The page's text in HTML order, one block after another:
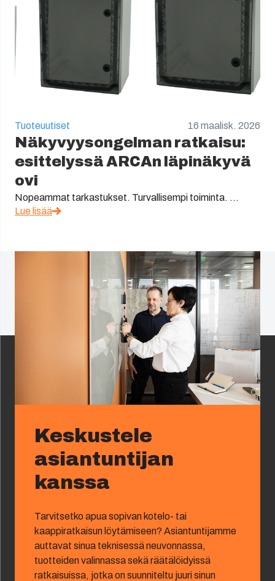
Tuoteuutiset 16 maalisk. 2026
Näkyvyysongelman ratkaisu:
esittelyssä ARCAn läpinäkyvä
ovi
Nopeammat tarkastukset. Turvallisempi toiminta. ...
Lue lisää
Keskustele
asiantuntijan
kanssa
Tarvitsetko apua sopivan kotelo- tai
kaappiratkaisun löytämiseen? Asiantuntijamme
auttavat sinua teknisessä neuvonnassa,
tuotteiden valinnassa sekä räätälöidyissä
ratkaisuissa, jotka on suunniteltu juuri sinun